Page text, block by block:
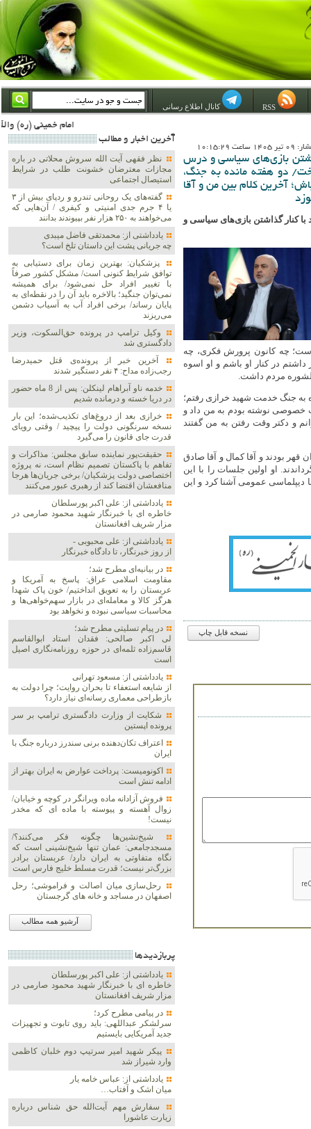
کانال اطلاع رسانی
امام خمینی (ره) والله اسلام تمامش سیاست است؛ ***** امام شهید: به گفتار امام و کردار امام اهتمام بورزید ***** امام خمینی(ره): ان شاء الله ما اندوه دلمان را در وقت مناسب با انتقام از امریکا و
10:15:29
بازی‌های سیاسی و درس
دو هفته مانده به جنگ،
آخرین کلام بین من و آقا
با کنار گذاشتن بازی‌های سیاسی و
چه کانون پرورش فکری، چه
در کنار او باشم و او اسوه
مردم داشت.
به جنگ خدمت شهید خرازی رفتم؛
خصوصی نوشته بودم به من داد و
و دکتر وقت رفتن به من گفتند
قهر بودند و آقا کمال و آقا صادق
او اولین جلسات را با این
دیپلماسی عمومی آشنا کرد و این
نسخه قابل چاپ
آخرين اخبار و مطالب
نظر فقهی آیت الله سروش محلاتی در باره
مجازات معترضان خشونت طلب در شرایط
استیصال اجتماعی
گفته‌های یک روحانی تندرو و ردپای بیش از ۳
یا ۴ جرم جدی امنیتی و کیفری / آن‌هایی که
می‌خواهند به ۲۵۰ هزار نفر بپیوندند بدانند
یادداشتی از: محمدتقی فاضل میبدی
چه جریانی پشت این داستان تلخ است؟
پزشکیان‌: بهترین زمان برای دستیابی به
توافق شرایط کنونی است/ مشکل کشور صرفاً
با تغییر افراد حل نمی‌شود/ برای همیشه
نمی‌توان جنگید؛ بالاخره باید آن را در نقطه‌ای به
پایان رساند/ برخی افراد آب به آسیاب دشمن
می‌ریزند
وکیل ترامپ در پرونده حق‌السکوت، وزیر
دادگستری شد
آخرین خبر از پرونده‌ی قتل حمیدرضا
رجب‌زاده مداح: ۴ نفر دستگیر شدند
خدمه ناو آبراهام لینکلن: پس از 8 ماه حضور
در دریا خسته و درمانده‌ شدیم
خرازی بعد از دروغ‌های تکذیب‌شده؛ این بار
نسخه سرنگونی دولت را پیچید / وقتی رویای
قدرت جای قانون را می‌گیرد
حقیقت‌پور نماینده سابق مجلس: مذاکرات و
تفاهم با پاکستان تصمیم نظام است، نه پروژه
اختصاصی دولت پزشکیان/ برخی جریان‌ها هرجا
منافعشان اقتضا کند از رهبری عبور می‌کنند
یادداشتی از: علی اکبر پورسلطان
خاطره ای با خبرنگار شهید محمود صارمی در
مزار شریف افغانستان
یادداشتی از: علی محبوبی -
از روز خبرنگار، تا دادگاه خبرنگار
در بیانیه‌ای مطرح شد؛
مقاومت اسلامی عراق: پاسخ به آمریکا و
عربستان را به تعویق انداختیم/ خون پاک شهدا
هرگز کالا و معامله‌ای در بازار سهم‌خواهی‌ها و
محاسبات سیاسی نبوده و نخواهد بود
در پیام تسلیتی مطرح شد؛
لی اکبر صالحی: فقدان استاد ابوالقاسم
قاسم‌زاده ثلمه‌ای در حوزه روزنامه‌نگاری اصیل
است
یادداشتی از: مسعود تهرانی
از شایعه استعفاء تا بحران روایت؛ چرا دولت به
بازطراحی معماری رسانه‌ای نیاز دارد؟
شکایت از وزارت دادگستری ترامپ بر سر
پرونده اپستین
اعتراف تکان‌دهنده برنی سندرز درباره جنگ با
ایران
اکونومیست: پرداخت عوارض به ایران بهتر از
ادامه تنش است
فروش آزادانه ماده ویرانگر در کوچه و خیابان/
زوال آهسته و پیوسته با ماده ای که مخدر
نیست!
شیخ‌نشین‌ها چگونه فکر می‌کنند؟/
مسجدجامعی: عمان تنها شیخ‌نشینی است که
نگاه متفاوتی به ایران دارد/ عربستان برادر
بزرگ‌تر نیست؛ قدرت مسلط خلیج فارس است
رحل‌سازی میان اصالت و فراموشی؛ رحل
اصفهان در مساجد و خانه های گرجستان
آرشیو همه مطالب
پربازديدها
یادداشتی از: علی اکبر پورسلطان
خاطره ای با خبرنگار شهید محمود صارمی در
مزار شریف افغانستان
در پیامی مطرح کرد؛
سرلشکر عبداللهی: باید روی تابوت و تجهیزات
جدید آمریکایی بایستیم
پیکر شهید امیر سرتیپ دوم خلبان کاظمی
وارد شیراز شد
یادداشتی از: عباس خامه یار
میان اشک و آفتاب…
سفارش مهم آیت‌الله حق شناس درباره
زیارت عاشورا